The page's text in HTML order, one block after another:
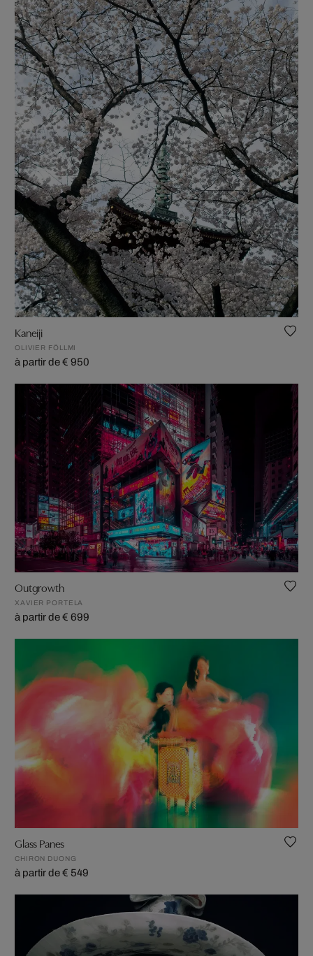
Kaneiji
OLIVIER FÖLLMI
à partir de € 950
Outgrowth
XAVIER PORTELA
à partir de € 699
Glass Panes
CHIRON DUONG
à partir de € 549